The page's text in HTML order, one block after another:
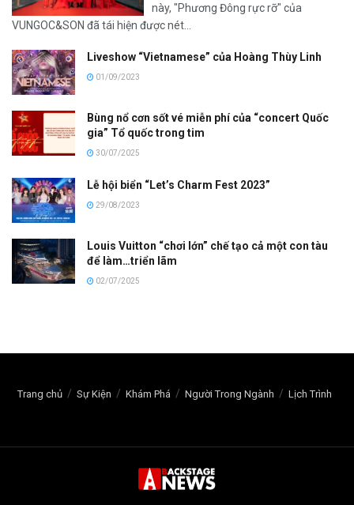
này, "Phương Đông rực rỡ" của
VUNGOC&SON đã tái hiện được nét...
Liveshow “Vietnamese” của Hoàng Thùy Linh
01/09/2023
Bùng nổ cơn sốt vé miễn phí của “concert Quốc
gia” Tổ quốc trong tim
30/07/2025
Lễ hội biển “Let’s Charm Fest 2023”
29/08/2023
Louis Vuitton “chơi lớn” chế tạo cả một con tàu
để làm…triển lãm
02/07/2025
Trang chủ Sự Kiện Khám Phá Người Trong Ngành Lịch Trình